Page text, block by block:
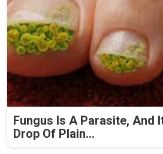
Fungus Is A Parasite, And
Drop Of Plain...